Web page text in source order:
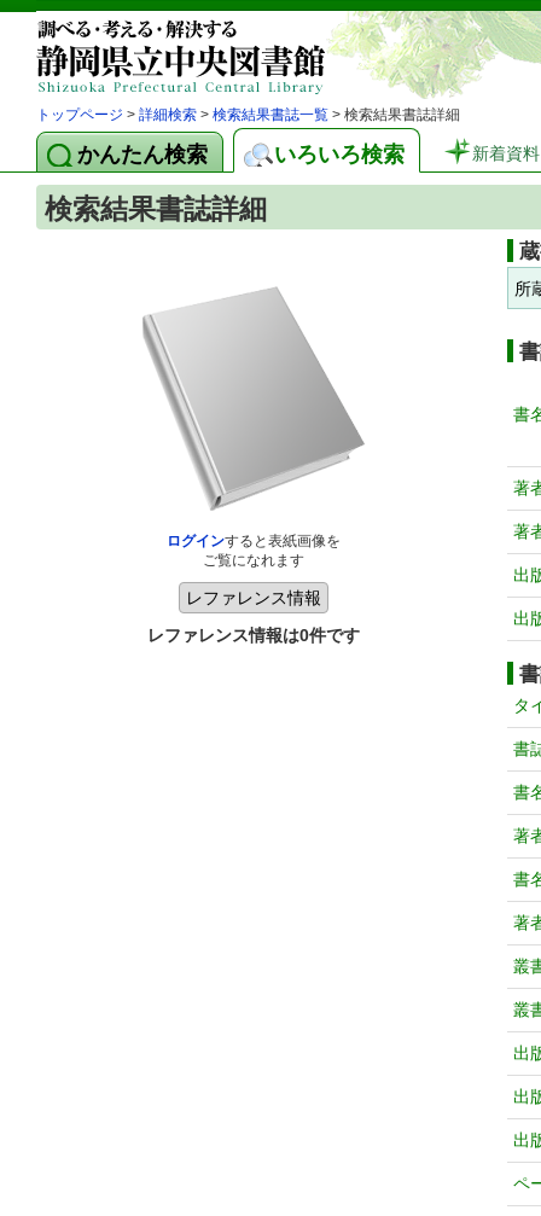
トップページ > 詳細検索 > 検索結果書誌一覧 > 検索結果書誌詳細
かんたん検索 いろいろ検索 新着資料
検索結果書誌詳細
ログインすると表紙画像を
ご覧になれます
レファレンス情報は0件です
所
書
著
著
出
出
タ
書
書
著
書
著
叢
叢
出
出
出
ペ